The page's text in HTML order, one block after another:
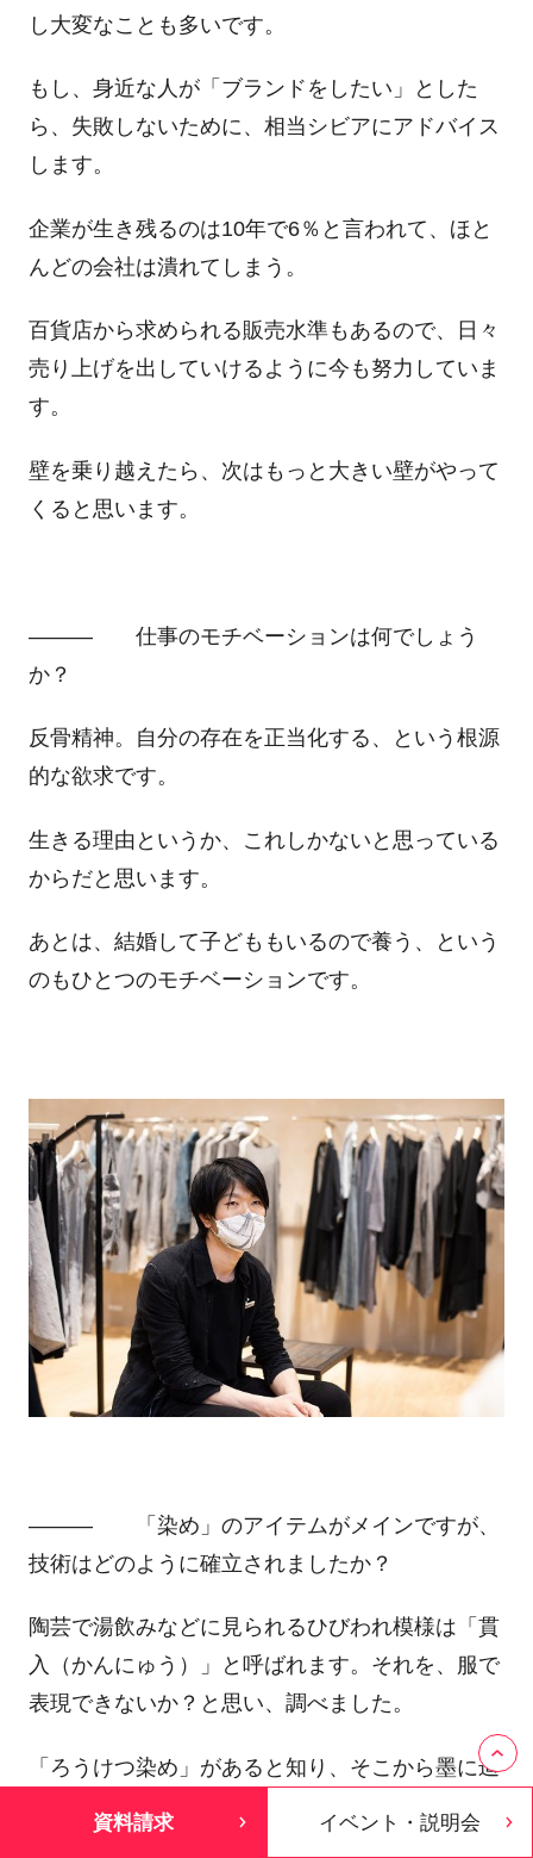
し大変なことも多いです。
もし、身近な人が「ブランドをしたい」とした
ら、失敗しないために、相当シビアにアドバイス
します。
企業が生き残るのは10年で6％と言われて、ほと
んどの会社は潰れてしまう。
百貨店から求められる販売水準もあるので、日々
売り上げを出していけるように今も努力していま
す。
壁を乗り越えたら、次はもっと大きい壁がやって
くると思います。
――― 仕事のモチベーションは何でしょう
か？
反骨精神。自分の存在を正当化する、という根源
的な欲求です。
生きる理由というか、これしかないと思っている
からだと思います。
あとは、結婚して子どももいるので養う、という
のもひとつのモチベーションです。
――― 「染め」のアイテムがメインですが、
技術はどのように確立されましたか？
陶芸で湯飲みなどに見られるひびわれ模様は「貫
入（かんにゅう）」と呼ばれます。それを、服で
表現できないか？と思い、調べました。
「ろうけつ染め」があると知り、そこから墨に辿
資料請求 イベント・説明会